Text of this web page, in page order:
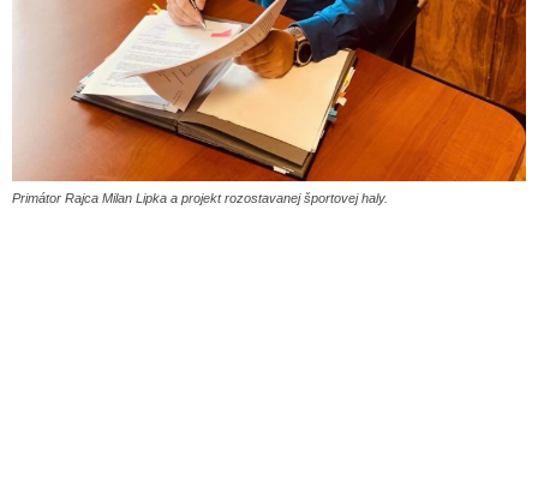
Primátor Rajca Milan Lipka a projekt rozostavanej športovej haly.